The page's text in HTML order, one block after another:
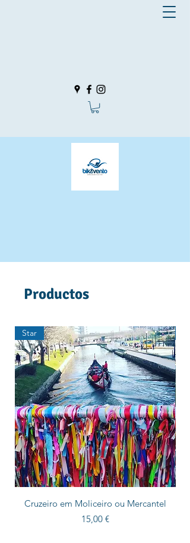
Productos
Star
Cruzeiro em Moliceiro ou Mercantel
Precio
15,00 €